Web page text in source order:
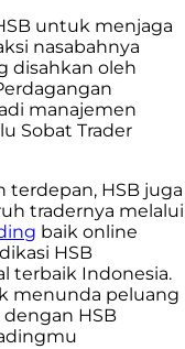
untuk menjaga
nasabahnya
disahkan oleh
manajemen
Sobat Trader
terdepan, HSB juga
tradernya melalui
baik online
HSB
terbaik Indonesia.
menunda peluang
HSB